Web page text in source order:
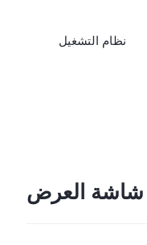
نظام التشغيل
شاشة العرض